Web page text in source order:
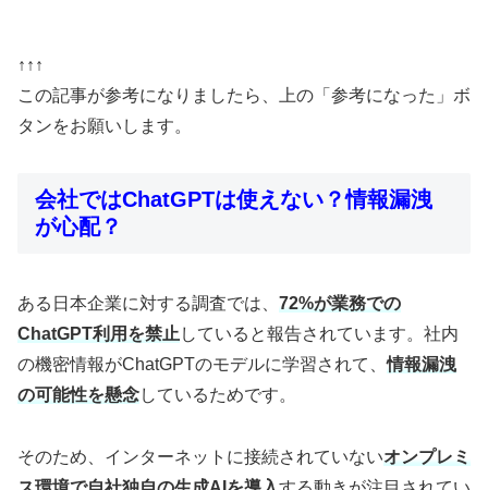
↑↑↑
この記事が参考になりましたら、上の「参考になった」ボ
タンをお願いします。
会社ではChatGPTは使えない？情報漏洩
が心配？
ある日本企業に対する調査では、 72%が業務での
ChatGPT利用を禁止 していると報告されています。社内
の機密情報がChatGPTのモデルに学習されて、情報漏洩
の可能性を懸念しているためです。
そのため、インターネットに接続されていないオンプレミ